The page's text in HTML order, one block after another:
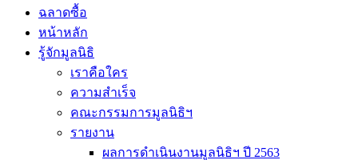
ฉลาดซื้อ
หน้าหลัก
รู้จักมูลนิธิ
เราคือใคร
ความสำเร็จ
คณะกรรมการมูลนิธิฯ
รายงาน
ผลการดำเนินงานมูลนิธิฯ ปี 2563